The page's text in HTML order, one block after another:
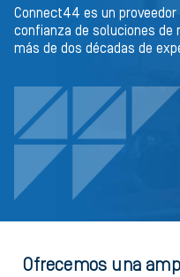
Connect44 es un
confianza de soluciones de
más de dos décadas de
Ofrecemos una